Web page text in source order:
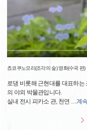
쵸코쿠노모리(조각의 숲) 영화(수국 편)
로댕 비롯해 근현대를 대표하는
의 야외 박물관입니다.
실내 전시 피카소 관, 천연 …계